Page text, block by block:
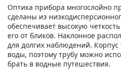
Оптика прибора многослойно
сделаны из
обеспечивает высокую
его от бликов. Наклонное
для долгих наблюдений.
воды, поэтому трубу можно
брать в водные путешествия.